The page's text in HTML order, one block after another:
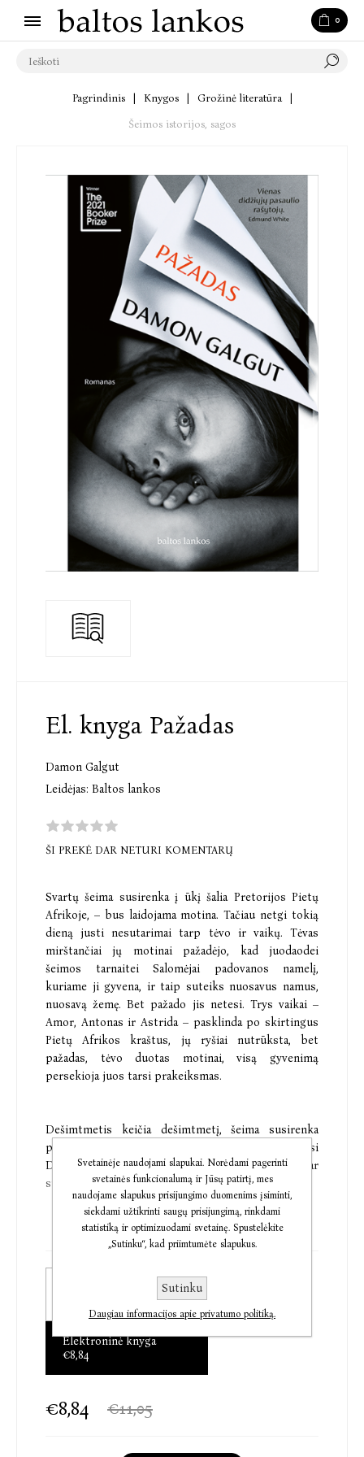
0
Pagrindinis Knygos Grožinė literatūra
Šeimos istorijos, sagos
El. knyga Pažadas
Damon Galgut
Leidėjas: Baltos lankos
ŠI PREKĖ DAR NETURI KOMENTARŲ
Svartų šeima susirenka į ūkį šalia Pretorijos Pietų
Afrikoje, – bus laidojama motina. Tačiau netgi tokią
dieną justi nesutarimai tarp tėvo ir vaikų. Tėvas
mirštančiai jų motinai pažadėjo, kad juodaodei
šeimos tarnaitei Salomėjai padovanos namelį,
kuriame ji gyvena, ir taip suteiks nuosavus namus,
nuosavą žemę. Bet pažado jis netesi. Trys vaikai –
Amor, Antonas ir Astrida – pasklinda po skirtingus
Pietų Afrikos kraštus, jų ryšiai nutrūksta, bet
pažadas, tėvo duotas motinai, visą gyvenimą
persekioja juos tarsi prakeiksmas.
Dešimtmetis keičia dešimtmetį, šeima susirenka
palydėti vis kito mirusio nario, ir kiekvienąkart tarsi
Damoklo kardas virš jų pakimba klausimas: ar
sulaužius pažadą įmanoma išvengti pasekmių?
Romano įvykių fone skleidžiasi XX a. antros pusės –
apartheido režimo įtaka žmogui ir visuomenei. Jame,
meistriškai kuriant laiko tėkmės jauseną,
vaizduojamos kelios šeimos kartos, atsidūrusios
Elektroninė knyga
€8,84
€8,84 €11,05
Svetainėje naudojami slapukai. Norėdami pagerinti
svetainės funkcionalumą ir Jūsų patirtį, mes
naudojame slapukus prisijungimo duomenims įsiminti,
siekdami užtikrinti saugų prisijungimą, rinkdami
statistiką ir optimizuodami svetainę. Spustelėkite
„Sutinku“, kad priimtumėte slapukus.
Sutinku
Daugiau informacijos apie privatumo politiką.